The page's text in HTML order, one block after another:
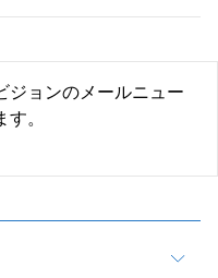
ジョンのメールニュー
。